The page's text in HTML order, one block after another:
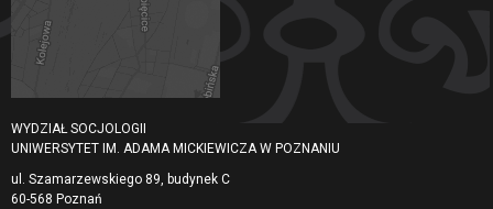
WYDZIAŁ SOCJOLOGII
UNIWERSYTET IM. ADAMA MICKIEWICZA W POZNANIU
ul. Szamarzewskiego 89, budynek C
60-568 Poznań